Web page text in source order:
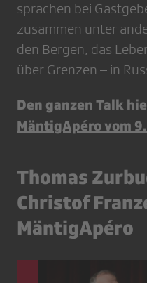
sprachen bei
zusammen unter
den Bergen, das
über Grenzen – in
Den ganzen Talk
MäntigApéro vom
Thomas
Christof
MäntigApéro